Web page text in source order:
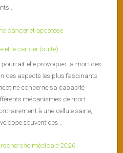
et le cancer (suite)
elle provoquer la mort des
des aspects les plus fascinants
concerne sa capacité
mécanismes de mort
à une cellule saine,
souvent des...